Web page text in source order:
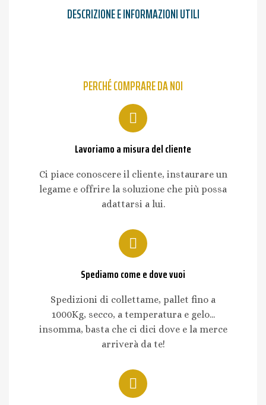
DESCRIZIONE E INFORMAZIONI UTILI
PERCHÉ COMPRARE DA NOI
Lavoriamo a misura del cliente
Ci piace conoscere il cliente, instaurare un
legame e offrire la soluzione che più possa
adattarsi a lui.
Spediamo come e dove vuoi
Spedizioni di collettame, pallet fino a
1000Kg, secco, a temperatura e gelo...
insomma, basta che ci dici dove e la merce
arriverà da te!